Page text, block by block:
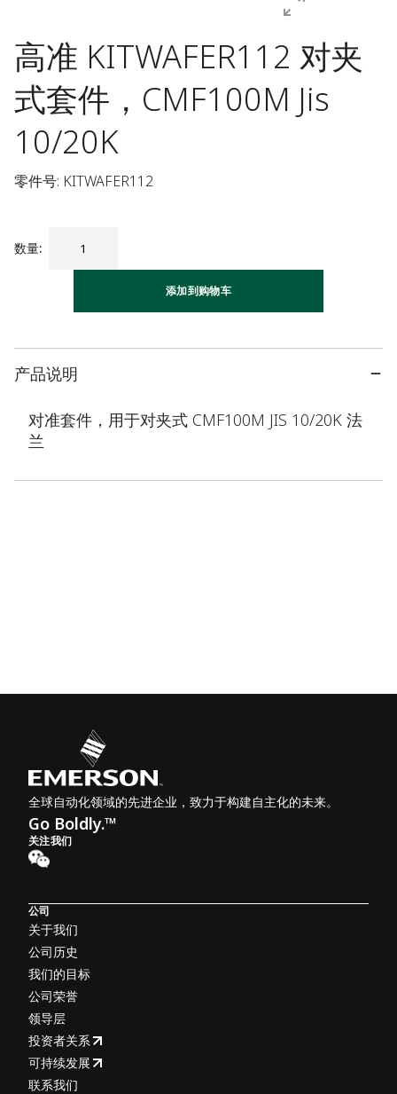
高准 KITWAFER112 对夹
式套件，CMF100M Jis
10/20K
零件号: KITWAFER112
数量:
添加到购物车
产品说明
对准套件，用于对夹式 CMF100M JIS 10/20K 法
兰
全球自动化领域的先进企业，致力于构建自主化的未来。
Go Boldly.™
关注我们
公司
关于我们
公司历史
我们的目标
公司荣誉
领导层
投资者关系
可持续发展
联系我们